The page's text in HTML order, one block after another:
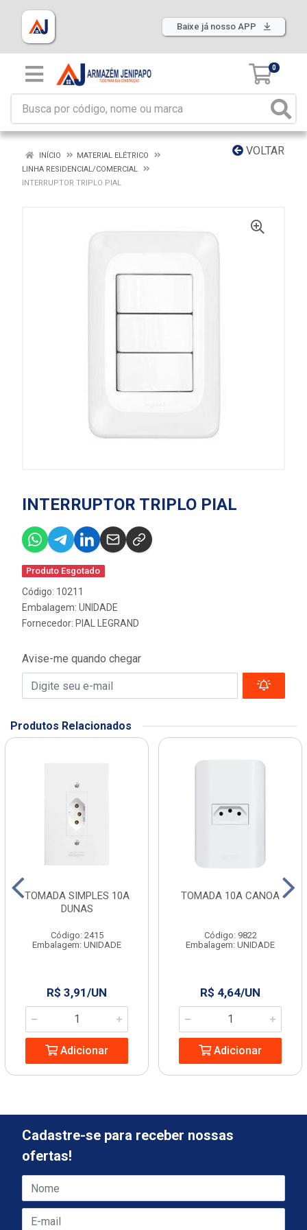
Baixe já nosso APP
0
VOLTAR
INÍCIO
MATERIAL ELÉTRICO
LINHA RESIDENCIAL/COMERCIAL
INTERRUPTOR TRIPLO PIAL
INTERRUPTOR TRIPLO PIAL
Produto Esgotado
Código: 10211
Embalagem: UNIDADE
Fornecedor: PIAL LEGRAND
Avise-me quando chegar
Produtos Relacionados
TOMADA SIMPLES 10A
DUNAS
Código: 2415
Embalagem: UNIDADE
R$ 3,91/UN
Adicionar
TOMADA 10A CANOA
Código: 9822
Embalagem: UNIDADE
R$ 4,64/UN
Adicionar
Cadastre-se para receber nossas
ofertas!